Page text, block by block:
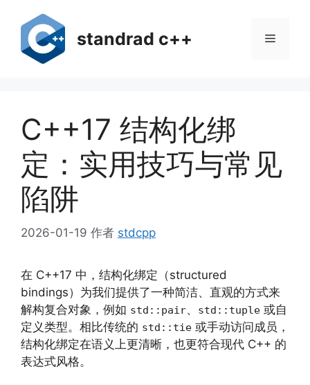
standrad c++ 菜
C++17 结构化绑
定：实用技巧与常见
陷阱
2026-01-19 作者 stdcpp
在 C++17 中，结构化绑定（structured
bindings）为我们提供了一种简洁、直观的方式来
解构复合对象，例如 std::pair、 std::tuple 或自
定义类型。相比传统的 std::tie 或手动访问成员，
结构化绑定在语义上更清晰，也更符合现代 C++ 的
表达式风格。